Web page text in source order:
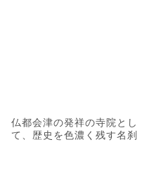
仏都会津の発祥の寺院とし
て、歴史を色濃く残す名刹